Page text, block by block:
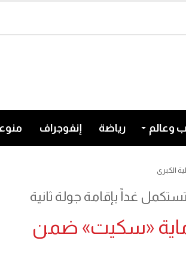
وعالم رياضة إنفوجراف
الكبرى
«سكيت» ضمن
غداً بإقامة جولة ثانية